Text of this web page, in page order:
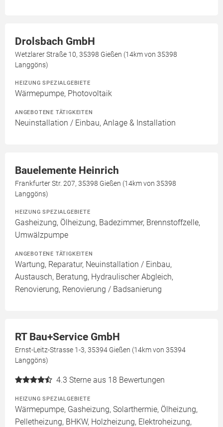
Drolsbach GmbH
Wetzlarer Straße 10, 35398 Gießen (14km von 35398
Langgöns)
HEIZUNG SPEZIALGEBIETE
Wärmepumpe, Photovoltaik
ANGEBOTENE TÄTIGKEITEN
Neuinstallation / Einbau, Anlage & Installation
Bauelemente Heinrich
Frankfurter Str. 207, 35398 Gießen (14km von 35398
Langgöns)
HEIZUNG SPEZIALGEBIETE
Gasheizung, Ölheizung, Badezimmer, Brennstoffzelle,
Umwälzpumpe
ANGEBOTENE TÄTIGKEITEN
Wartung, Reparatur, Neuinstallation / Einbau,
Austausch, Beratung, Hydraulischer Abgleich,
Renovierung, Renovierung / Badsanierung
RT Bau+Service GmbH
Ernst-Leitz-Strasse 1-3, 35394 Gießen (14km von 35394
Langgöns)
4.3 Sterne aus 18 Bewertungen
HEIZUNG SPEZIALGEBIETE
Wärmepumpe, Gasheizung, Solarthermie, Ölheizung,
Pelletheizung, BHKW, Holzheizung, Elektroheizung,